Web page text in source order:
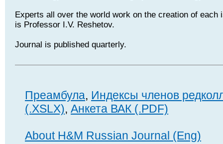
Experts all over the world work on the creation of each
is Professor I.V. Reshetov.
Journal is published quarterly.
Преамбула, Индексы членов
(.XSLX), Анкета ВАК (.PDF)
About H&M Russian Journal (Eng)